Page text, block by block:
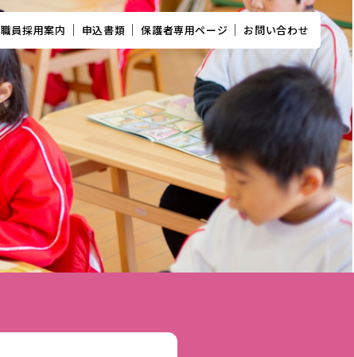
職員採用案内 申込書類 保護者専用ページ お問い合わせ